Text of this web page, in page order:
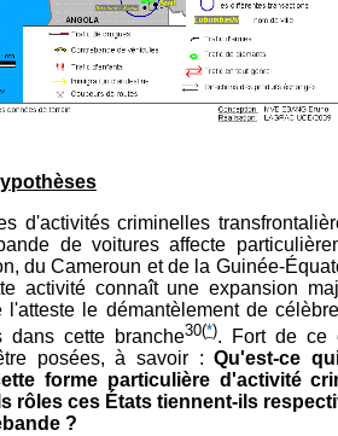
d'activités criminelles
de voitures affecte
du Cameroun et de la Guinée-
activité connaît une expansion
l'atteste le démantèlement de
dans cette branche30(*). Fort de ce
posées, à savoir :Qu'est-ce
forme particulière d'activité
rôles ces États tiennent-ils
?